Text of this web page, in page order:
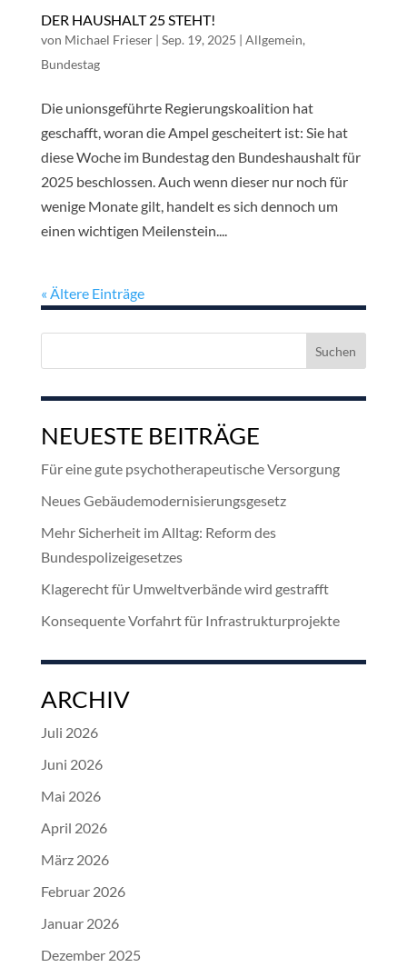
DER HAUSHALT 25 STEHT!
von Michael Frieser| Sep. 19, 2025 | Allgemein,
Bundestag
Die unionsgeführte Regierungskoalition hat
geschafft, woran die Ampel gescheitert ist: Sie hat
diese Woche im Bundestag den Bundeshaushalt für
2025 beschlossen. Auch wenn dieser nur noch für
wenige Monate gilt, handelt es sich dennoch um
einen wichtigen Meilenstein....
« Ältere Einträge
NEUESTE BEITRÄGE
Für eine gute psychotherapeutische Versorgung
Neues Gebäudemodernisierungsgesetz
Mehr Sicherheit im Alltag: Reform des
Bundespolizeigesetzes
Klagerecht für Umweltverbände wird gestrafft
Konsequente Vorfahrt für Infrastrukturprojekte
ARCHIV
Juli 2026
Juni 2026
Mai 2026
April 2026
März 2026
Februar 2026
Januar 2026
Dezember 2025